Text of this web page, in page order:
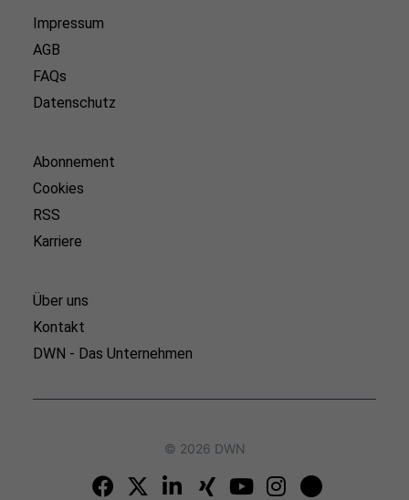
Impressum
AGB
FAQs
Datenschutz
Abonnement
Cookies
RSS
Karriere
Über uns
Kontakt
DWN - Das Unternehmen
© 2026 DWN